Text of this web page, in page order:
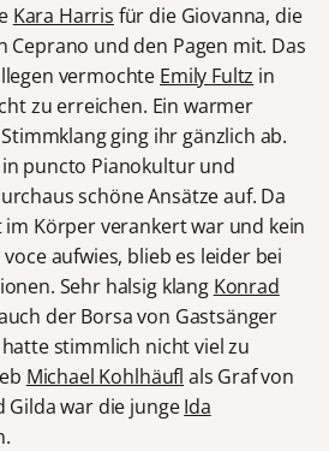
Kara Harris für die Giovanna, die
Ceprano und den Pagen mit. Das
vermochte Emily Fultz in
zu erreichen. Ein warmer
ging ihr gänzlich ab.
puncto Pianokultur und
schöne Ansätze auf. Da
Körper verankert war und kein
aufwies, blieb es leider bei
Sehr halsig klang Konrad
der Borsa von Gastsänger
hatte stimmlich nicht viel zu
Michael Kohlhäufl als Graf von
Gilda war die jungeIda